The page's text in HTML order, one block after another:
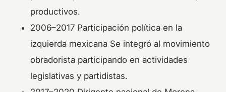
productivos.
2006–2017 Participación política en la
izquierda mexicana Se integró al movimiento
obradorista participando en actividades
legislativas y partidistas.